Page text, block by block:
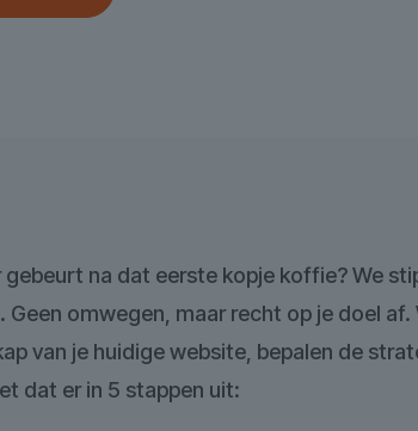
na dat eerste kopje koffie? We
Geen omwegen, maar recht op je doel af.
van je huidige website, bepalen de
dat er in 5 stappen uit: